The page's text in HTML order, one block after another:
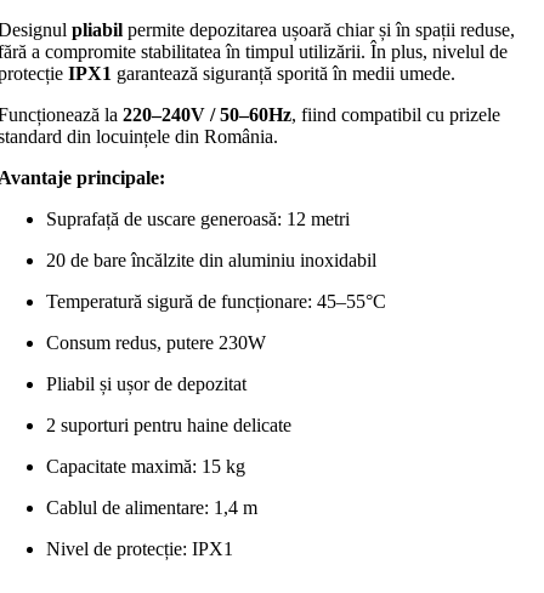
pliabil permite depozitarea ușoară chiar și în spații reduse,
a compromite stabilitatea în timpul utilizării. În plus, nivelul de
IPX1 garantează siguranță sporită în medii umede.
la 220–240V / 50–60Hz, fiind compatibil cu prizele
din locuințele din România.
principale:
Suprafață de uscare generoasă: 12 metri
20 de bare încălzite din aluminiu inoxidabil
Temperatură sigură de funcționare: 45–55°C
Consum redus, putere 230W
Pliabil și ușor de depozitat
2 suporturi pentru haine delicate
Capacitate maximă: 15 kg
Cablul de alimentare: 1,4 m
Nivel de protecție: IPX1